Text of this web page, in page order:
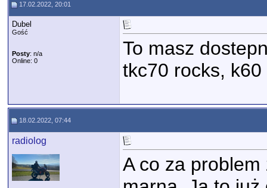
17.02.2022, 20:01
Dubel
Gość
Posty: n/a
Online: 0
To masz
tkc70 rocks,
18.02.2022, 07:44
radiolog
A co za